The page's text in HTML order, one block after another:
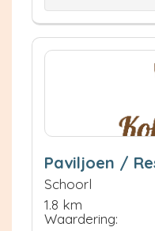
Paviljoen /
Schoorl
1.8 km
Waardering: